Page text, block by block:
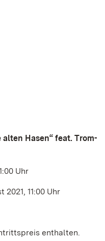
Hasen“ feat. Trom-
Uhr
11:00 Uhr
enthalten.